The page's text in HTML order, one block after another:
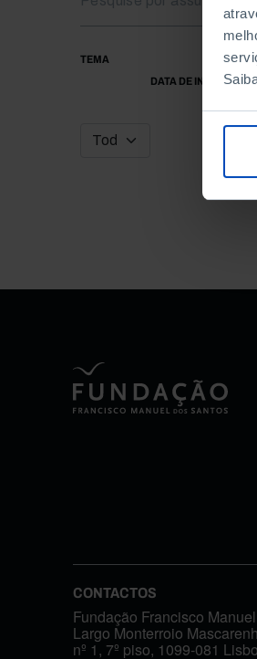
TEMA
DATA DE INÍCIO
CONTACTOS
Fundação Francisco
Largo Monterroio
nº 1, 7º piso, 1099-081